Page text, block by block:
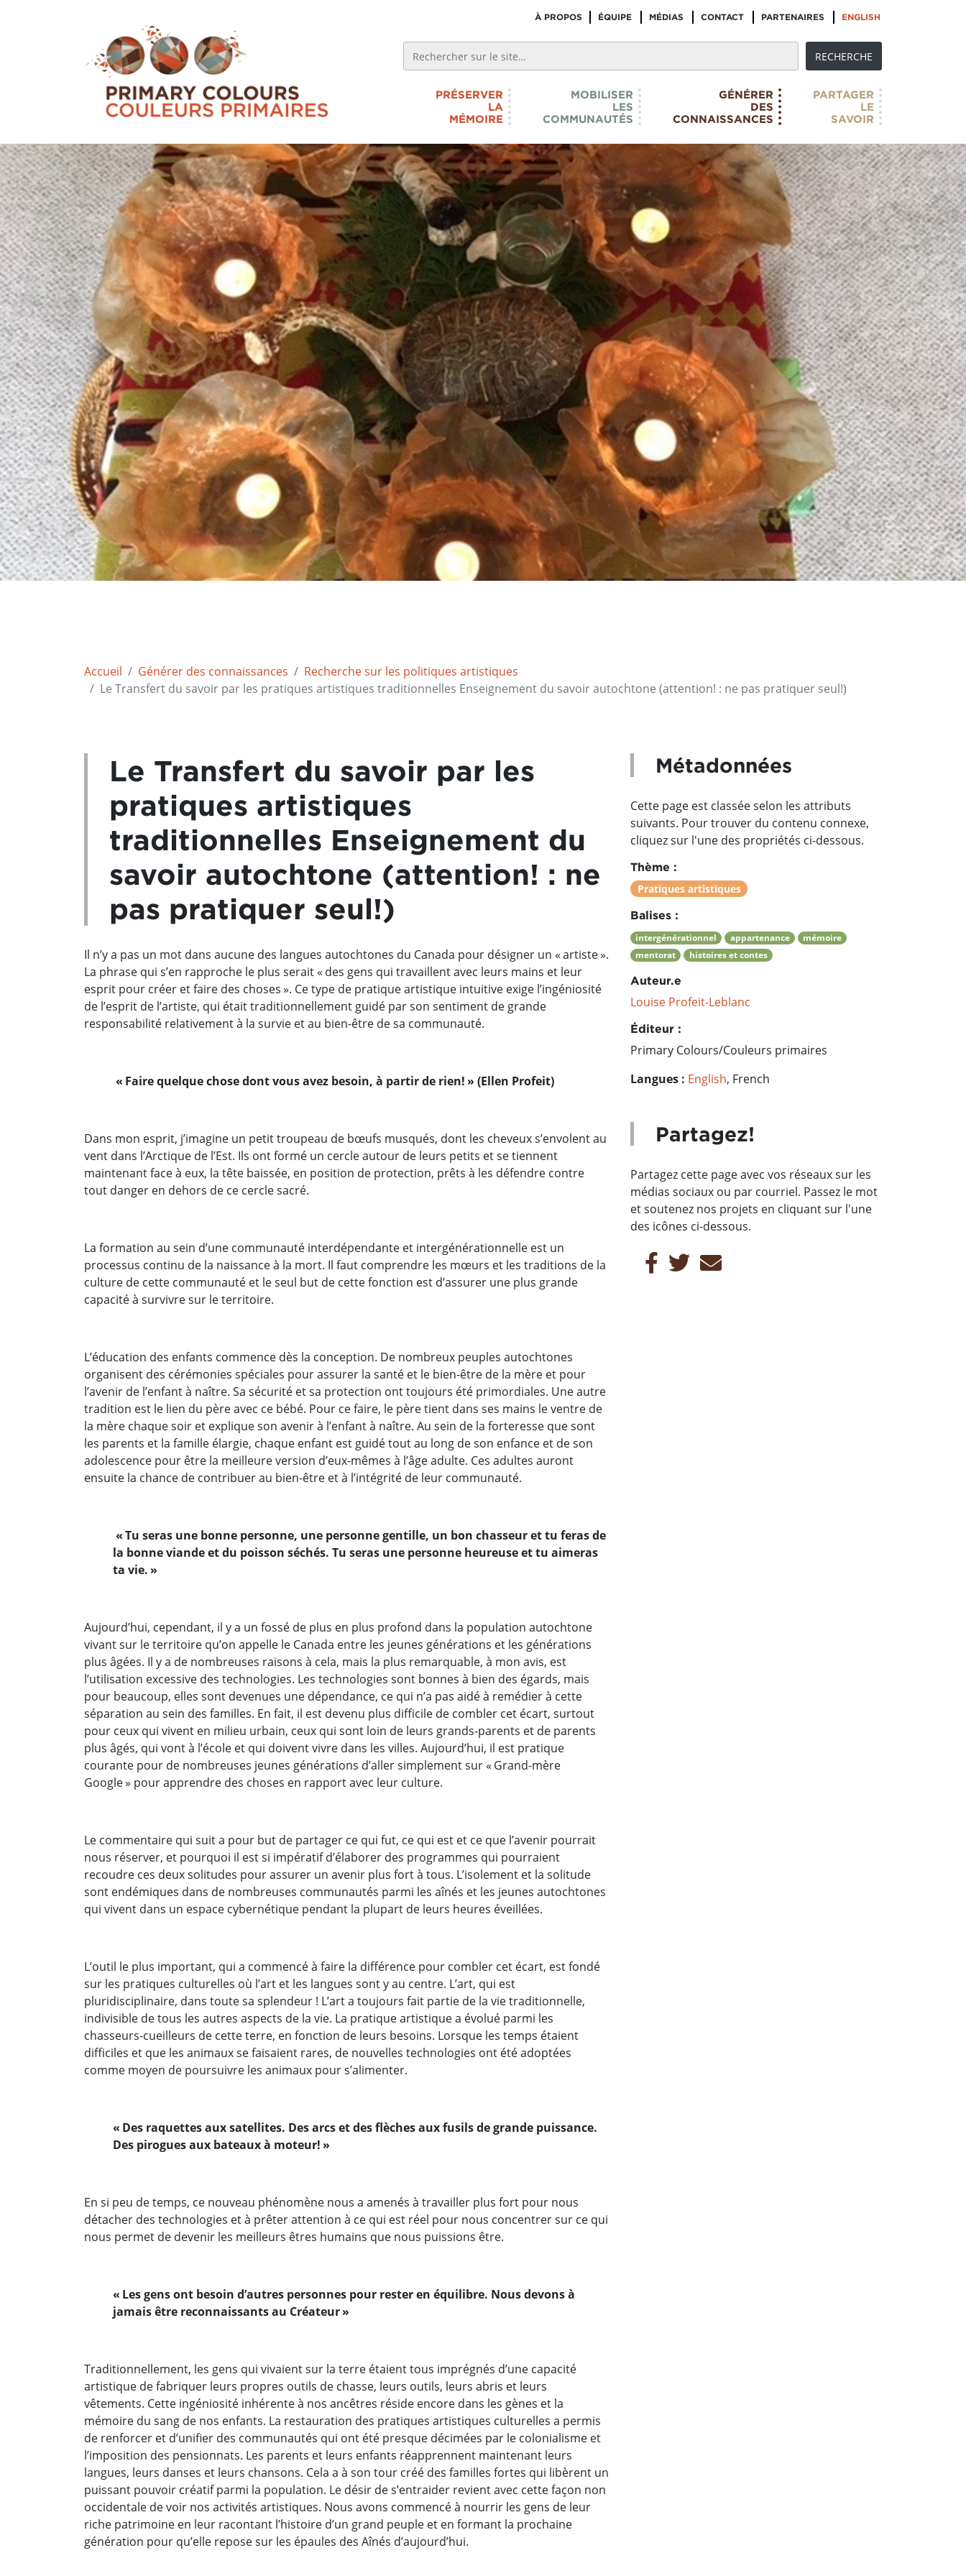
À PROPOS ÉQUIPE MÉDIAS CONTACT PARTENAIRES ENGLISH
PRÉSERVER
LA
MÉMOIRE
MOBILISER
LES
COMMUNAUTÉS
GÉNÉRER
DES
CONNAISSANCES
PARTAGER
LE
SAVOIR
Accueil Générer des connaissances
Recherche sur les politiques artistiques
Le Transfert du savoir par les pratiques artistiques traditionnelles Enseignement du savoir autochtone (attention! : ne pas pratiquer seul!)
Le Transfert du savoir par les
pratiques artistiques
traditionnelles Enseignement du
savoir autochtone (attention! : ne
pas pratiquer seul!)
Il n’y a pas un mot dans aucune des langues autochtones du Canada pour désigner un « artiste ».
La phrase qui s’en rapproche le plus serait « des gens qui travaillent avec leurs mains et leur
esprit pour créer et faire des choses ». Ce type de pratique artistique intuitive exige l’ingéniosité
de l’esprit de l’artiste, qui était traditionnellement guidé par son sentiment de grande
responsabilité relativement à la survie et au bien-être de sa communauté.
« Faire quelque chose dont vous avez besoin, à partir de rien! » (Ellen Profeit)
Dans mon esprit, j’imagine un petit troupeau de bœufs musqués, dont les cheveux s’envolent au
vent dans l’Arctique de l’Est. Ils ont formé un cercle autour de leurs petits et se tiennent
maintenant face à eux, la tête baissée, en position de protection, prêts à les défendre contre
tout danger en dehors de ce cercle sacré.
La formation au sein d’une communauté interdépendante et intergénérationnelle est un
processus continu de la naissance à la mort. Il faut comprendre les mœurs et les traditions de la
culture de cette communauté et le seul but de cette fonction est d’assurer une plus grande
capacité à survivre sur le territoire.
L’éducation des enfants commence dès la conception. De nombreux peuples autochtones
organisent des cérémonies spéciales pour assurer la santé et le bien-être de la mère et pour
l’avenir de l’enfant à naître. Sa sécurité et sa protection ont toujours été primordiales. Une autre
tradition est le lien du père avec ce bébé. Pour ce faire, le père tient dans ses mains le ventre de
la mère chaque soir et explique son avenir à l’enfant à naître. Au sein de la forteresse que sont
les parents et la famille élargie, chaque enfant est guidé tout au long de son enfance et de son
adolescence pour être la meilleure version d’eux-mêmes à l’âge adulte. Ces adultes auront
ensuite la chance de contribuer au bien-être et à l’intégrité de leur communauté.
« Tu seras une bonne personne, une personne gentille, un bon chasseur et tu feras de
la bonne viande et du poisson séchés. Tu seras une personne heureuse et tu aimeras
ta vie. »
Aujourd’hui, cependant, il y a un fossé de plus en plus profond dans la population autochtone
vivant sur le territoire qu’on appelle le Canada entre les jeunes générations et les générations
plus âgées. Il y a de nombreuses raisons à cela, mais la plus remarquable, à mon avis, est
l’utilisation excessive des technologies. Les technologies sont bonnes à bien des égards, mais
pour beaucoup, elles sont devenues une dépendance, ce qui n’a pas aidé à remédier à cette
séparation au sein des familles. En fait, il est devenu plus difficile de combler cet écart, surtout
pour ceux qui vivent en milieu urbain, ceux qui sont loin de leurs grands-parents et de parents
plus âgés, qui vont à l’école et qui doivent vivre dans les villes. Aujourd’hui, il est pratique
courante pour de nombreuses jeunes générations d’aller simplement sur « Grand-mère
Google » pour apprendre des choses en rapport avec leur culture.
Le commentaire qui suit a pour but de partager ce qui fut, ce qui est et ce que l’avenir pourrait
nous réserver, et pourquoi il est si impératif d’élaborer des programmes qui pourraient
recoudre ces deux solitudes pour assurer un avenir plus fort à tous. L’isolement et la solitude
sont endémiques dans de nombreuses communautés parmi les aînés et les jeunes autochtones
qui vivent dans un espace cybernétique pendant la plupart de leurs heures éveillées.
L’outil le plus important, qui a commencé à faire la différence pour combler cet écart, est fondé
sur les pratiques culturelles où l’art et les langues sont y au centre. L’art, qui est
pluridisciplinaire, dans toute sa splendeur ! L’art a toujours fait partie de la vie traditionnelle,
indivisible de tous les autres aspects de la vie. La pratique artistique a évolué parmi les
chasseurs-cueilleurs de cette terre, en fonction de leurs besoins. Lorsque les temps étaient
difficiles et que les animaux se faisaient rares, de nouvelles technologies ont été adoptées
comme moyen de poursuivre les animaux pour s’alimenter.
« Des raquettes aux satellites. Des arcs et des flèches aux fusils de grande puissance.
Des pirogues aux bateaux à moteur! »
En si peu de temps, ce nouveau phénomène nous a amenés à travailler plus fort pour nous
détacher des technologies et à prêter attention à ce qui est réel pour nous concentrer sur ce qui
nous permet de devenir les meilleurs êtres humains que nous puissions être.
« Les gens ont besoin d’autres personnes pour rester en équilibre. Nous devons à
jamais être reconnaissants au Créateur »
Traditionnellement, les gens qui vivaient sur la terre étaient tous imprégnés d’une capacité
artistique de fabriquer leurs propres outils de chasse, leurs outils, leurs abris et leurs
vêtements. Cette ingéniosité inhérente à nos ancêtres réside encore dans les gènes et la
mémoire du sang de nos enfants. La restauration des pratiques artistiques culturelles a permis
de renforcer et d’unifier des communautés qui ont été presque décimées par le colonialisme et
l’imposition des pensionnats. Les parents et leurs enfants réapprennent maintenant leurs
langues, leurs danses et leurs chansons. Cela a à son tour créé des familles fortes qui libèrent un
puissant pouvoir créatif parmi la population. Le désir de s’entraider revient avec cette façon non
occidentale de voir nos activités artistiques. Nous avons commencé à nourrir les gens de leur
riche patrimoine en leur racontant l’histoire d’un grand peuple et en formant la prochaine
génération pour qu’elle repose sur les épaules des Aînés d’aujourd’hui.
Métadonnées
Cette page est classée selon les attributs
suivants. Pour trouver du contenu connexe,
cliquez sur l'une des propriétés ci-dessous.
Thème :
Pratiques artistiques
Balises :
intergénérationnel appartenance
mémoire
mentorat
histoires et contes
Auteur.e
Louise Profeit-Leblanc
Éditeur :
Primary Colours/Couleurs primaires
Langues : English, French
Partagez!
Partagez cette page avec vos réseaux sur les
médias sociaux ou par courriel. Passez le mot
et soutenez nos projets en cliquant sur l'une
des icônes ci-dessous.